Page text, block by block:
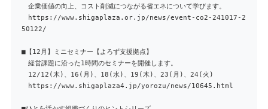
企業価値の向上、コスト削減につながる省エネについて学びます。
https://www.shigaplaza.or.jp/news/event-co2-241017-2
50122/
■【12月】ミニセミナー【よろず支援拠点】
経営課題に沿った1時間のセミナーを開催します。
12/12(木)、16(月)、18(水)、19(木)、23(月)、24(火)
https://www.shigaplaza4.jp/yorozu/news/10645.html